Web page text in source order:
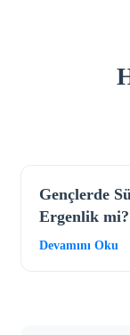
Gençlerde
Ergenlik
Devamını Oku